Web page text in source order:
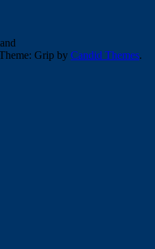
Grip by Candid Themes.